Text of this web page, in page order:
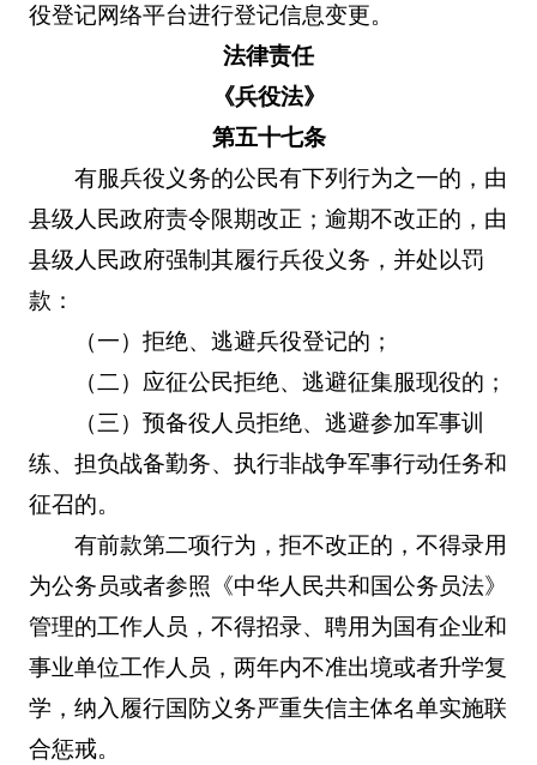
役登记网络平台进行登记信息变更。
法律责任
《兵役法》
第五十七条
有服兵役义务的公民有下列行为之一的，由
县级人民政府责令限期改正；逾期不改正的，由
县级人民政府强制其履行兵役义务，并处以罚
款：
（一）拒绝、逃避兵役登记的；
（二）应征公民拒绝、逃避征集服现役的；
（三）预备役人员拒绝、逃避参加军事训
练、担负战备勤务、执行非战争军事行动任务和
征召的。
有前款第二项行为，拒不改正的，不得录用
为公务员或者参照《中华人民共和国公务员法》
管理的工作人员，不得招录、聘用为国有企业和
事业单位工作人员，两年内不准出境或者升学复
学，纳入履行国防义务严重失信主体名单实施联
合惩戒。